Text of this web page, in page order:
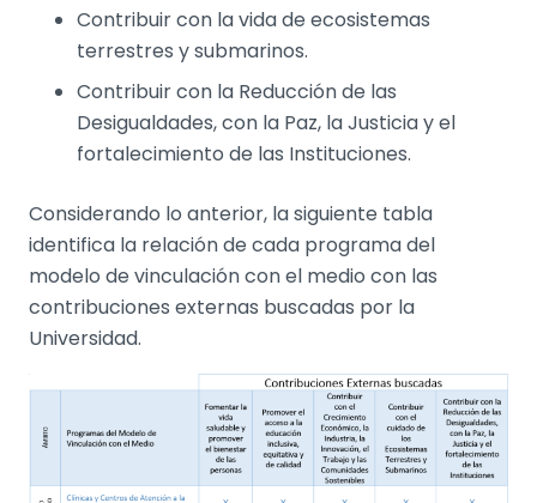
Contribuir con la vida de ecosistemas
terrestres y submarinos.
Contribuir con la Reducción de las
Desigualdades, con la Paz, la Justicia y el
fortalecimiento de las Instituciones.
Considerando lo anterior, la siguiente tabla
identifica la relación de cada programa del
modelo de vinculación con el medio con las
contribuciones externas buscadas por la
Universidad.